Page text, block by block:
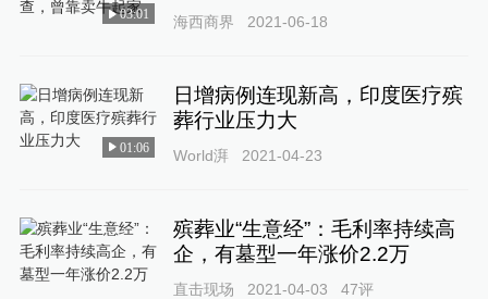
03:01 海西商界 2021-06-18
01:06
日增病例连现新高，印度医疗殡
葬行业压力大
World湃 2021-04-23
殡葬业“生意经”：毛利率持续高
企，有墓型一年涨价2.2万
直击现场 2021-04-03 47评